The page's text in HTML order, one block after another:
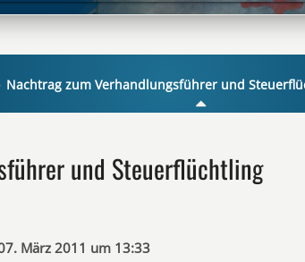
Nachtrag zum Verhandlungsführer und
und Steuerflüchtling
März 2011 um 13:33